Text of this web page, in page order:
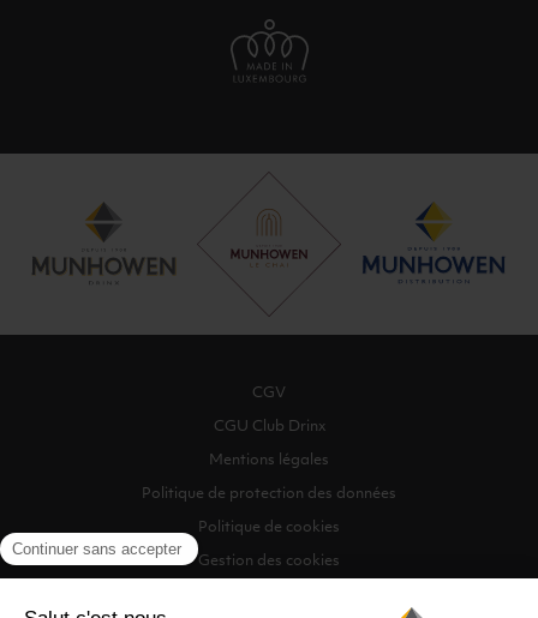
CGV
CGU Club Drinx
Mentions légales
Politique de protection des données
Politique de cookies
Gestion des cookies